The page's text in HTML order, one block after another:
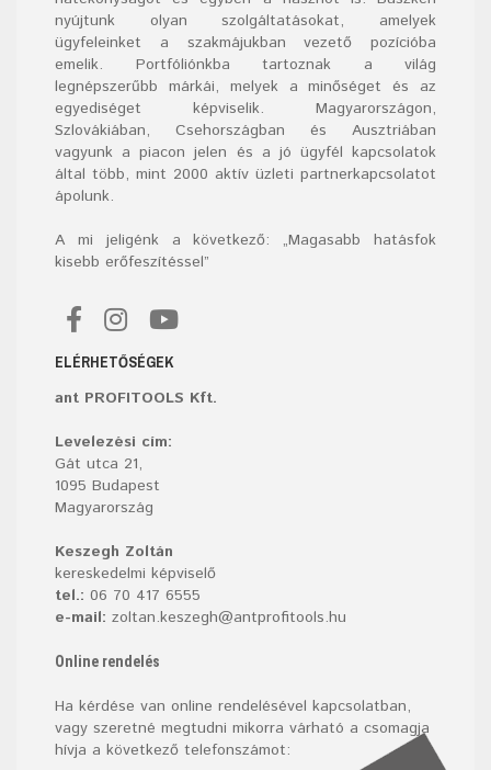
nyújtunk olyan szolgáltatásokat, amelyek
ügyfeleinket a szakmájukban vezető pozícióba
emelik. Portfóliónkba tartoznak a világ
legnépszerűbb márkái, melyek a minőséget és az
egyediséget képviselik. Magyarországon,
Szlovákiában, Csehországban és Ausztriában
vagyunk a piacon jelen és a jó ügyfél kapcsolatok
által több, mint 2000 aktív üzleti partnerkapcsolatot
ápolunk.
A mi jeligénk a következő: „Magasabb hatásfok
kisebb erőfeszítéssel”
ELÉRHETŐSÉGEK
ant PROFITOOLS Kft.
Levelezési cím:
Gát utca 21,
1095 Budapest
Magyarország
Keszegh Zoltán
kereskedelmi képviselő
tel.: 06 70 417 6555
e-mail: zoltan.keszegh@antprofitools.hu
Online rendelés
Ha kérdése van online rendelésével kapcsolatban,
vagy szeretné megtudni mikorra várható a csomagja
hívja a következő telefonszámot: